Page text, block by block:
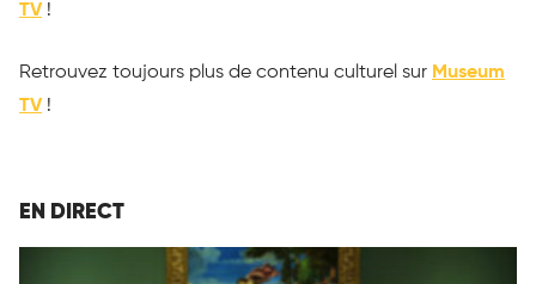
TV !
Retrouvez toujours plus de contenu culturel sur Museum
TV !
EN DIRECT